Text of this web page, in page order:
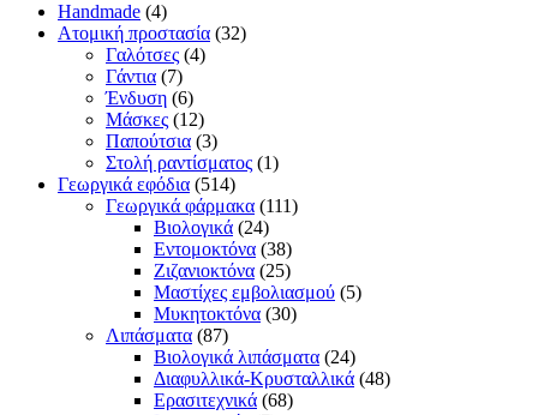
Handmade (4)
Ατομική προστασία (32)
Γαλότσες (4)
Γάντια (7)
Ένδυση (6)
Μάσκες (12)
Παπούτσια (3)
Στολή ραντίσματος (1)
Γεωργικά εφόδια (514)
Γεωργικά φάρμακα (111)
Βιολογικά (24)
Εντομοκτόνα (38)
Ζιζανιοκτόνα (25)
Μαστίχες εμβολιασμού (5)
Μυκητοκτόνα (30)
Λιπάσματα (87)
Βιολογικά λιπάσματα (24)
Διαφυλλικά-Κρυσταλλικά (48)
Ερασιτεχνικά (68)